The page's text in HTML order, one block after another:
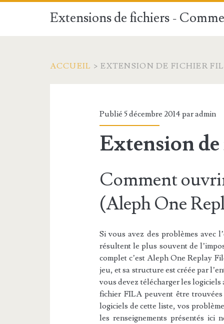
Extensions de fichiers -
ACCUEIL > EXTENSION DE FICHIER
Publié 5 décembre 2014 paradmin
Extension
Comment
(Aleph One
Si vous avez des problèmes avec
résultent le plus souvent de
complet c’est Aleph One Replay
jeu, et sa structure est créée par
vous devez télécharger les logiciels
fichier FILA peuvent être
logiciels de cette liste, vos
les renseignements présentés ici